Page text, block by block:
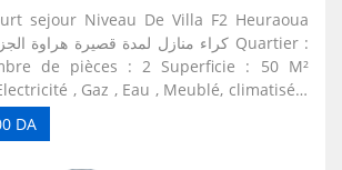
sejour Niveau De Villa F2 Heuraoua
, Gaz , Eau , Meublé, climatisée.
ou visites sur Alger et ses environs,
location à la nuitée et à la semaine un
DA